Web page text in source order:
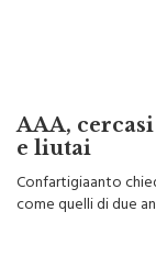
AAA,
e liutai
Confartigiaanto
come quelli di due